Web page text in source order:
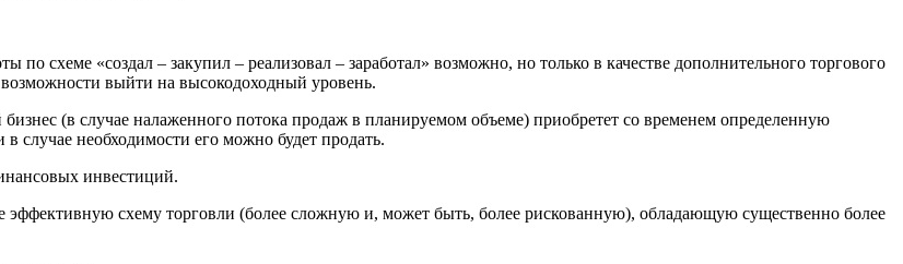
по схеме «создал – закупил – реализовал – заработал» возможно, но только в качестве дополнительного торгового
выйти на высокодоходный уровень.
(в случае налаженного потока продаж в планируемом объеме) приобретет со временем определенную
случае необходимости его можно будет продать.
инвестиций.
эффективную схему торговли (более сложную и, может быть, более рискованную), обладающую существенно более